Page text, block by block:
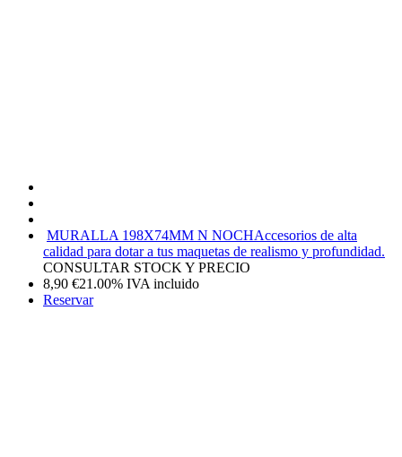
MURALLA 198X74MM N NOCHAccesorios de alta
calidad para dotar a tus maquetas de realismo y profundidad.
CONSULTAR STOCK Y PRECIO
8,90 €21.00% IVA incluido
Reservar